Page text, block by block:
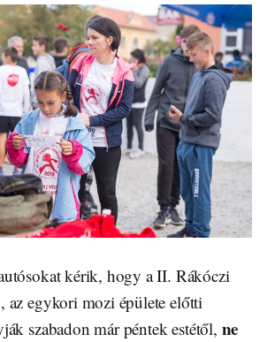
kérik, hogy a II. Rákóczi
az egykori mozi épülete előtti
szabadon már péntek estétől, ne